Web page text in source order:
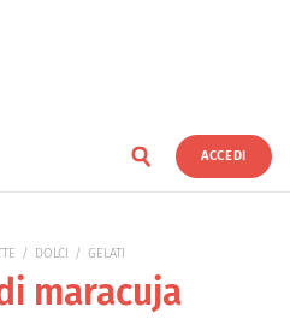
ACCEDI
DOLCI GELATI
maracuja